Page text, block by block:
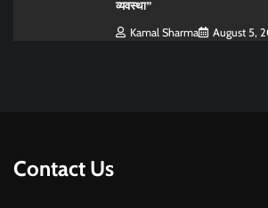
व्यवस्था”
Kamal Sharma August 5,
Contact Us